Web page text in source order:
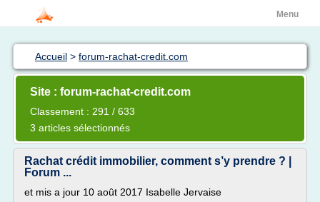
Menu
Accueil > forum-rachat-credit.com
Site : forum-rachat-credit.com
Classement : 291 / 633
3 articles sélectionnés
Rachat crédit immobilier, comment s’y prendre ? |
Forum ...
et mis a jour 10 août 2017 Isabelle Jervaise